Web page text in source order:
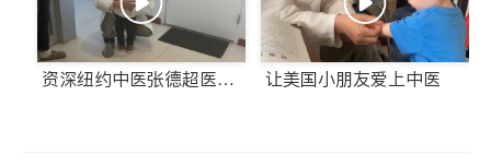
资深纽约中医张德超医生
让美国小朋友爱上中医